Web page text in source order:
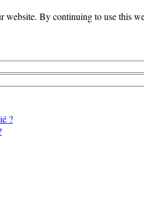
?
website. By continuing to use this